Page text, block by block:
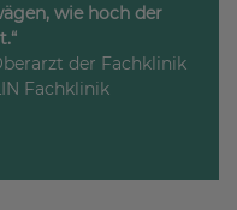
wie hoch der
der Fachklinik
Fachklinik